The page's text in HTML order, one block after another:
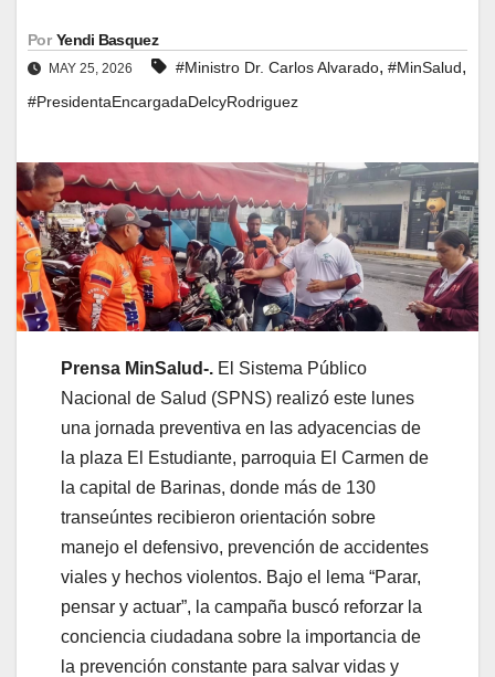
Por Yendi Basquez
MAY 25, 2026 #Ministro Dr. Carlos Alvarado, #MinSalud,
#PresidentaEncargadaDelcyRodriguez
Prensa MinSalud-. El Sistema Público
Nacional de Salud (SPNS) realizó este lunes
una jornada preventiva en las adyacencias de
la plaza El Estudiante, parroquia El Carmen de
la capital de Barinas, donde más de 130
transeúntes recibieron orientación sobre
manejo el defensivo, prevención de accidentes
viales y hechos violentos. Bajo el lema “Parar,
pensar y actuar”, la campaña buscó reforzar la
conciencia ciudadana sobre la importancia de
la prevención constante para salvar vidas y